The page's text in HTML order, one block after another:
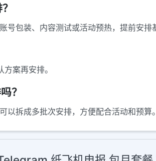
包装、内容测试或活动预热，提前安排
案再安排。
？
拆成多批次安排，方便配合活动和预算。